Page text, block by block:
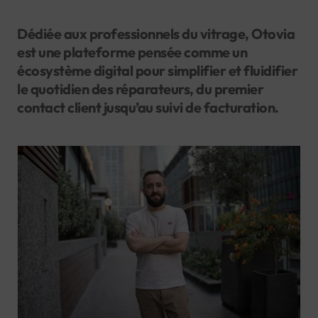
Dédiée aux professionnels du vitrage, Otovia
est une plateforme pensée comme un
écosystème digital pour simplifier et fluidifier
le quotidien des réparateurs, du premier
contact client jusqu’au suivi de facturation.